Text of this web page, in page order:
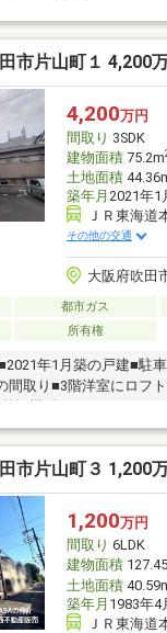
計画・親の相続対策相
立千里第一小学校◆吹
取得♪令和３年１月建築
ニ・駅など徒歩１０分
はロフトが御座います
可♪◆不動産の相談は
市片山町１ 4,200
4,200万円
間取り 3SDK
建物面積75.2m
土地面積
築年月 2021年1
ＪＲ東海道
その他の交通
大阪府吹田
都市ガス
所有権
年1月築の戸建■駐
間取り■3階洋室にロフ
ることはもちろん、住
に関することはどんな
社にはファイナンシャル
市片山町３ 1,200
1,200万円
間取り 6LDK
建物面積
土地面積
築年月 1983年4
ＪＲ東海道